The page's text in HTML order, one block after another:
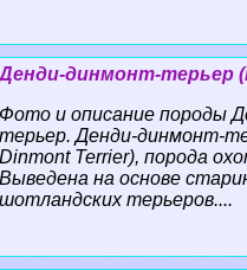
Денди-динмонт-терьер
Фото и описание породы
терьер. Денди-динмонт-
Dinmont Terrier), порода
Выведена на основе
шотландских терьеров....